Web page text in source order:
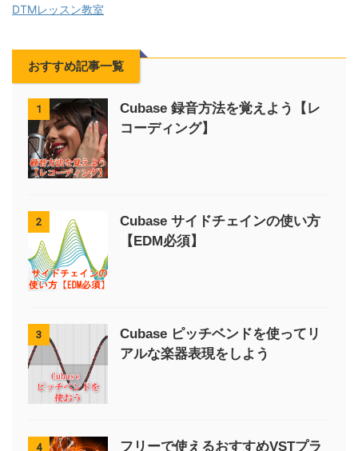
DTMレッスン教室
おすすめ記事一覧
1
Cubase 録音方法を覚えよう【レ
コーディング】
2
Cubase サイドチェインの使い方
【EDM必須】
3
Cubase ピッチベンドを使ってリ
アルな楽器表現をしよう
4
フリーで使えるおすすめVSTプラ